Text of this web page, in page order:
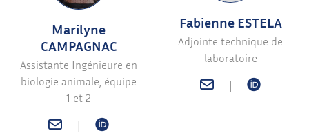
Marilyne
CAMPAGNAC
Assistante Ingénieure en
biologie animale, équipe
1 et 2
|
Fabienne ESTELA
Adjointe technique de
laboratoire
|